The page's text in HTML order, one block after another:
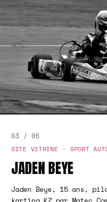
03 / 06
SITE VITRINE · SPORT
JADEN BEYE
Jaden Beye, 15 ans,